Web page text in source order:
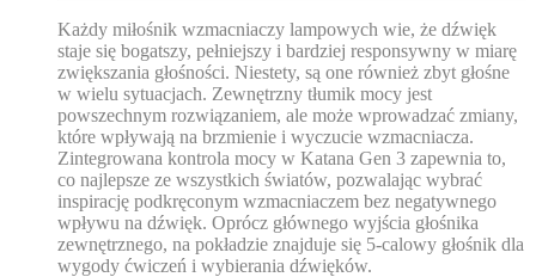
Każdy miłośnik wzmacniaczy lampowych wie, że dźwięk
staje się bogatszy, pełniejszy i bardziej responsywny w miarę
zwiększania głośności. Niestety, są one również zbyt głośne
w wielu sytuacjach. Zewnętrzny tłumik mocy jest
powszechnym rozwiązaniem, ale może wprowadzać zmiany,
które wpływają na brzmienie i wyczucie wzmacniacza.
Zintegrowana kontrola mocy w Katana Gen 3 zapewnia to,
co najlepsze ze wszystkich światów, pozwalając wybrać
inspirację podkręconym wzmacniaczem bez negatywnego
wpływu na dźwięk. Oprócz głównego wyjścia głośnika
zewnętrznego, na pokładzie znajduje się 5-calowy głośnik dla
wygody ćwiczeń i wybierania dźwięków.